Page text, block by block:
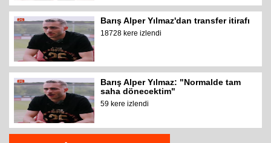
Barış Alper Yılmaz'dan transfer itirafı
18728 kere izlendi
Barış Alper Yılmaz: "Normalde tam
saha dönecektim"
59 kere izlendi